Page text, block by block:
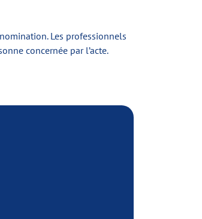
Les professionnels
concernée par l’acte.